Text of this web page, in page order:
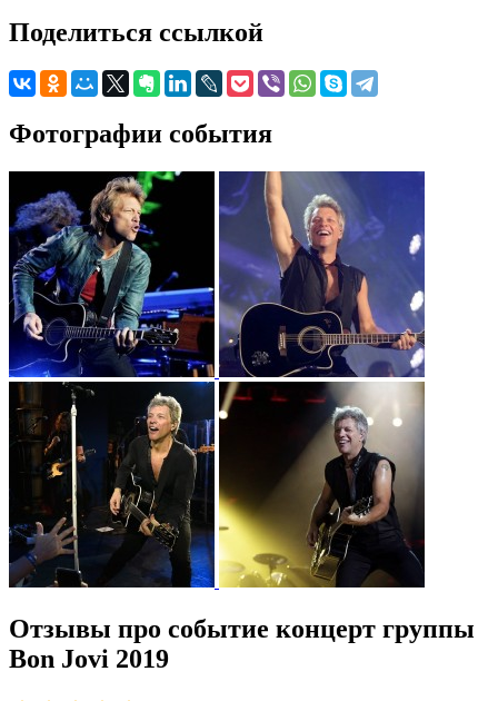
Поделиться ссылкой
Фотографии события
Отзывы про событие концерт группы
Bon Jovi 2019